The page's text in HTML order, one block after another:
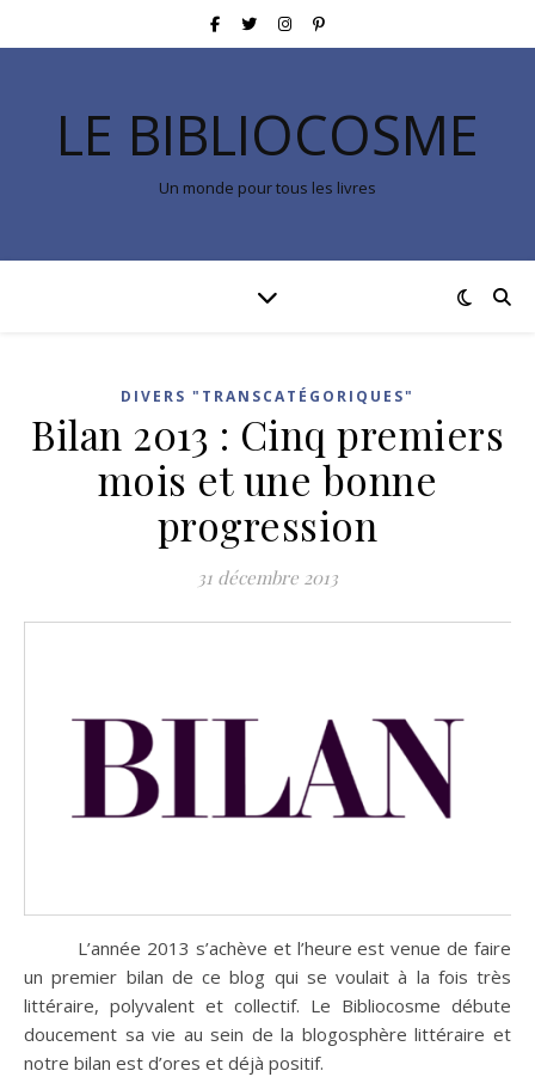
LE BIBLIOCOSME
Un monde pour tous les livres
DIVERS "TRANSCATÉGORIQUES"
Bilan 2013 : Cinq premiers
mois et une bonne
progression
31 décembre 2013
L’année 2013 s’achève et l’heure est venue de faire
un premier bilan de ce blog qui se voulait à la fois très
littéraire, polyvalent et collectif. Le Bibliocosme débute
doucement sa vie au sein de la blogosphère littéraire et
notre bilan est d’ores et déjà positif.